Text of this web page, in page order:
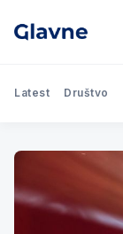
Latest Društvo